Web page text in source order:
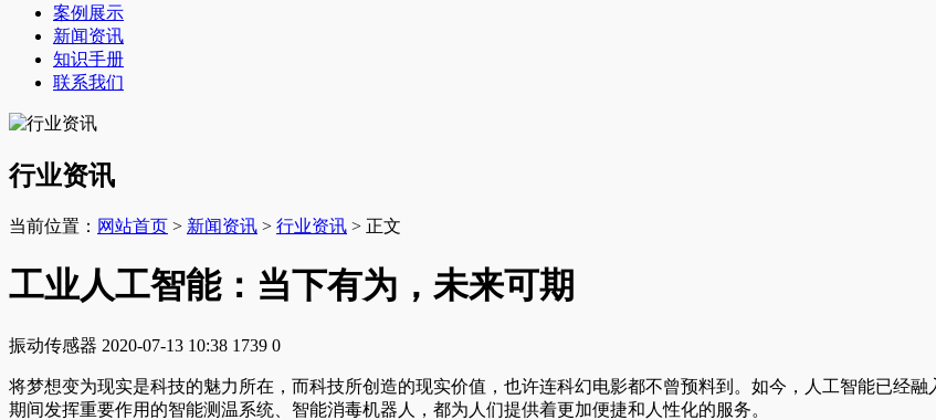
案例展示
新闻资讯
知识手册
联系我们
行业资讯
当前位置： 网站首页 > 新闻资讯 > 行业资讯 > 正文
工业人工智能：当下有为，未来可期
振动传感器 2020-07-13 10:38 1739 0
将梦想变为现实是科技的魅力所在，而科技所创造的现实价值，也许连科幻电影都不曾预料到。如今，人工智能已经
期间发挥重要作用的智能测温系统、智能消毒机器人，都为人们提供着更加便捷和人性化的服务。